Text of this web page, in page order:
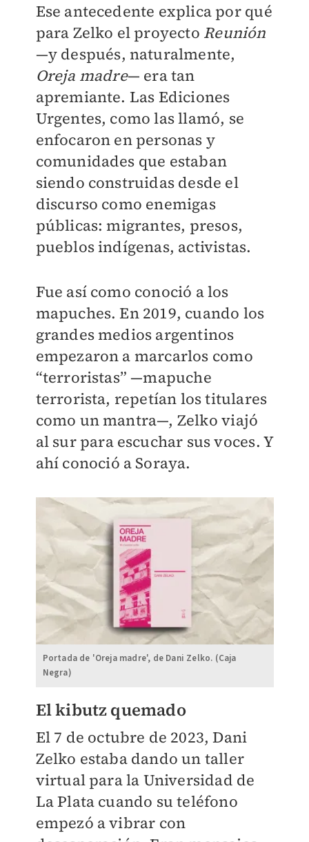
Ese antecedente explica por qué
para Zelko el proyecto Reunión
—y después, naturalmente,
Oreja madre— era tan
apremiante. Las Ediciones
Urgentes, como las llamó, se
enfocaron en personas y
comunidades que estaban
siendo construidas desde el
discurso como enemigas
públicas: migrantes, presos,
pueblos indígenas, activistas.
Fue así como conoció a los
mapuches. En 2019, cuando los
grandes medios argentinos
empezaron a marcarlos como
“terroristas” —mapuche
terrorista, repetían los titulares
como un mantra—, Zelko viajó
al sur para escuchar sus voces. Y
ahí conoció a Soraya.
Portada de 'Oreja madre', de Dani Zelko. (Caja
Negra)
El kibutz quemado
El 7 de octubre de 2023, Dani
Zelko estaba dando un taller
virtual para la Universidad de
La Plata cuando su teléfono
empezó a vibrar con